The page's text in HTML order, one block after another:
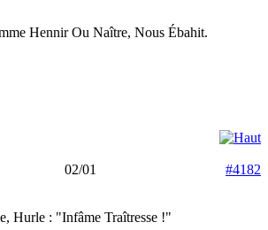
Hennir Ou Naître, Nous Ébahit.
02/01
#4182
Hurle : "Infâme Traîtresse !"